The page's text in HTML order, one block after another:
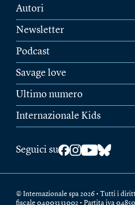
Autori
Newsletter
Podcast
Savage love
Ultimo numero
Internazionale Kids
Seguici su
© Internazionale spa 2026 • Tutti i
fiscale 04003131002 • Partita iva